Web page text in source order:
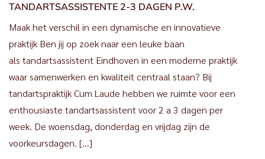
TANDARTSASSISTENTE 2-3 DAGEN P.W.
Maak het verschil in een dynamische en innovatieve
praktijk Ben jij op zoek naar een leuke baan
als tandartsassistent Eindhoven in een moderne praktijk
waar samenwerken en kwaliteit centraal staan? Bij
tandartspraktijk Cum Laude hebben we ruimte voor een
enthousiaste tandartsassistent voor 2 a 3 dagen per
week. De woensdag, donderdag en vrijdag zijn de
voorkeursdagen. […]